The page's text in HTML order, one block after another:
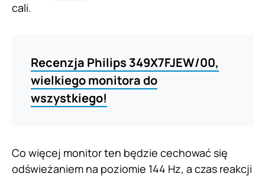
cali.
Recenzja Philips 349X7FJEW/00,
wielkiego monitora do
wszystkiego!
Co więcej monitor ten będzie cechować się
odświeżaniem na poziomie 144 Hz, a czas reakcji